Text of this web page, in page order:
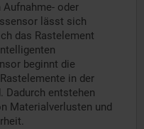
Aufnahme- oder
lässt sich
das Rastelement
beginnt die
in der
Dadurch entstehen
Materialverlusten und